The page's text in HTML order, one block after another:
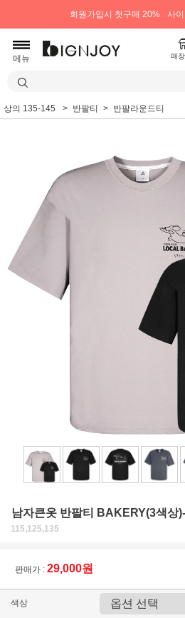
회원가입시 첫구매 20% 사
메뉴 매
상의 135-145 반팔티 반팔라운드티
남자큰옷 반팔티 BAKERY(3색상
115,125,135
판매가 : 29,000원
색상